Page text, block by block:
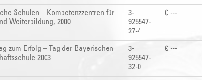
Schulen – Kompetenzzentren für
Weiterbildung, 2000
3-
925547-
27-4
€ ---
zum Erfolg – Tag der Bayerischen
2003
3-
925547-
32-0
€ ---